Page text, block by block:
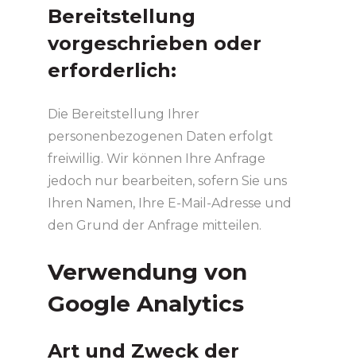
Bereitstellung
vorgeschrieben oder
erforderlich:
Die Bereitstellung Ihrer
personenbezogenen Daten erfolgt
freiwillig. Wir können Ihre Anfrage
jedoch nur bearbeiten, sofern Sie uns
Ihren Namen, Ihre E-Mail-Adresse und
den Grund der Anfrage mitteilen.
Verwendung von
Google Analytics
Art und Zweck der